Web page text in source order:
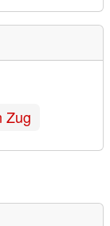
Zug